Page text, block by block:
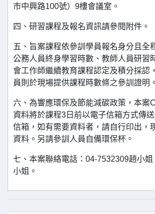
市中興路100號）9樓會議室。
四、研習課程及報名資訊請參閱附件。
五、旨案課程依參訓學員報名身分且全
公務人員終身學習時數、教師人員研習
會工作師繼續教育課程認定及積分採認
員則於現場提供課程時數條之參訓證明。
六、為響應環保及節能減碳政策，本案
資料將於課程3日前以電子信箱方式傳
信箱，如有需要資料者，請自行印出，
資料。另請參訓人員自備環保杯。
七、本案聯絡電話：04-7532309趙小
小姐。